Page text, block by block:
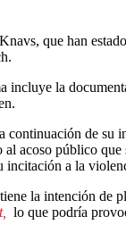
que han
la
continuación de
al acoso público que
incitación a la
la intención de
lo que podría